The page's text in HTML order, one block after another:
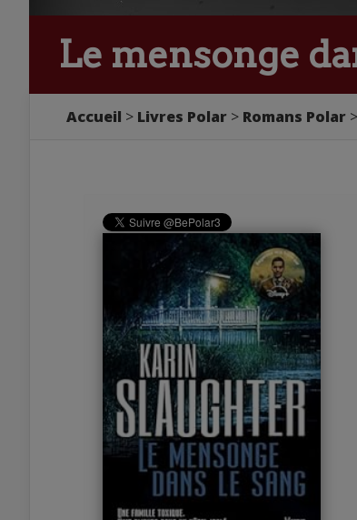
Le mensonge
Accueil Livres Polar Romans Polar